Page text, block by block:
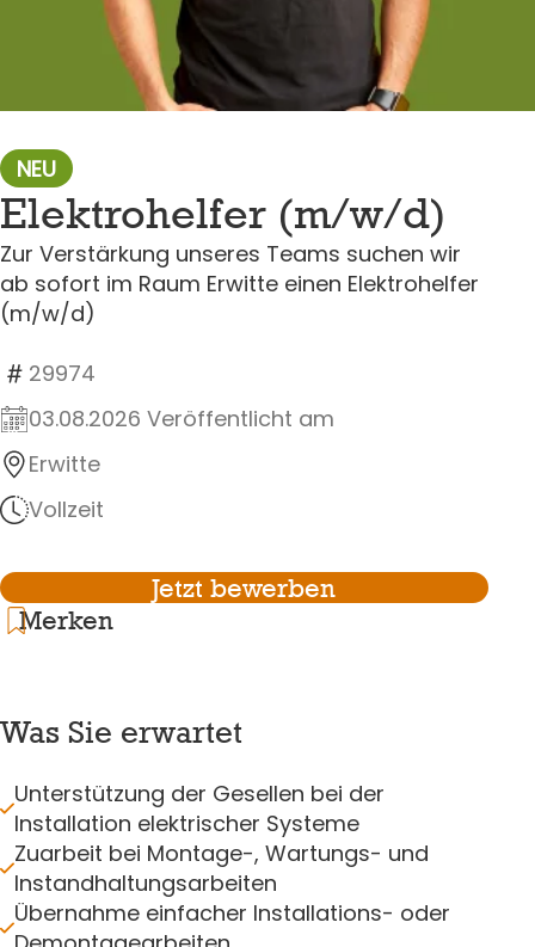
NEU
Elektrohelfer (m/w/d)
Zur Verstärkung unseres Teams suchen wir
ab sofort im Raum Erwitte einen Elektrohelfer
(m/w/d)
29974
03.08.2026 Veröffentlicht am
Erwitte
Vollzeit
Jetzt bewerben
Merken
Was Sie erwartet
Unterstützung der Gesellen bei der
Installation elektrischer Systeme
Zuarbeit bei Montage-, Wartungs- und
Instandhaltungsarbeiten
Übernahme einfacher Installations- oder